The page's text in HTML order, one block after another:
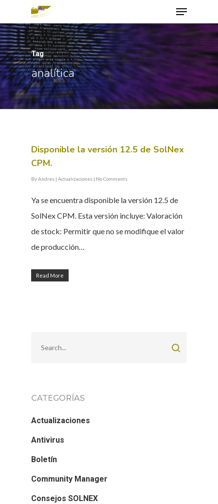
Hit enter to search or ESC to close
Tag
analítica
Disponible la versión 12.5 de SolNex
CPM.
ByAndres | Actualizaciones | No Comments
Ya se encuentra disponible la versión 12.5 de
SolNex CPM. Esta versión incluye: Valoración
de stock: Permitir que no se modifique el valor
de producción…
Read More
CATEGORÍAS
Actualizaciones
Antivirus
Boletín
Community Manager
Consejos SOLNEX